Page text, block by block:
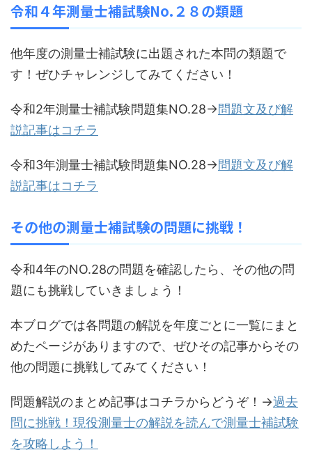
令和４年測量士補試験No.２８の類題
他年度の測量士補試験に出題された本問の類題で
す！ぜひチャレンジしてみてください！
令和2年測量士補試験問題集NO.28→問題文及び解
説記事はコチラ
令和3年測量士補試験問題集NO.28→問題文及び解
説記事はコチラ
その他の測量士補試験の問題に挑戦！
令和4年のNO.28の問題を確認したら、その他の問
題にも挑戦していきましょう！
本ブログでは各問題の解説を年度ごとに一覧にまと
めたページがありますので、ぜひその記事からその
他の問題に挑戦してみてください！
問題解説のまとめ記事はコチラからどうぞ！→過去
問に挑戦！現役測量士の解説を読んで測量士補試験
を攻略しよう！